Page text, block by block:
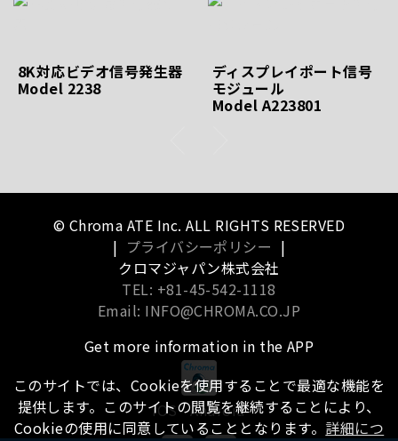
8K対応ビデオ信号発生器
Model 2238
ディスプレイポート信号
モジュール
Model A223801
© Chroma ATE Inc. ALL RIGHTS RESERVED
| プライバシーポリシー |
クロマジャパン株式会社
TEL: +81-45-542-1118
Email: INFO@CHROMA.CO.JP
Get more information in the APP
iOS Android
このサイトでは、Cookieを使用することで最適な機能を
提供します。このサイトの閲覧を継続することにより、
Cookieの使用に同意していることとなります。 詳細につ